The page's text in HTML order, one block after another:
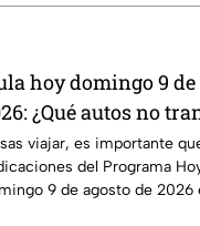
hoy domingo 9 de
¿Qué autos no
EdoMex?
viajar, es importante
del Programa
9 de agosto de 2026